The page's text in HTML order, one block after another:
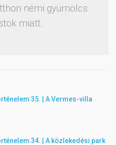
némi gyümölcs
miatt.
35. | A Vermes-villa
34. | A közlekedési park